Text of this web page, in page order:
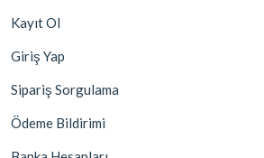
Kayıt Ol
Giriş Yap
Sipariş Sorgulama
Ödeme Bildirimi